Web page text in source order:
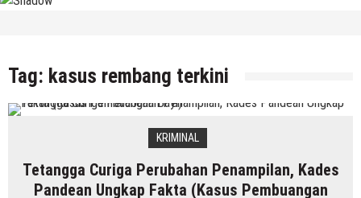
Lapangan Standar Nasional Di Sekolah
Rakyat Rembang
7 Agustus 2026 musa r2b
HEADLINE
Inilah 16 Lokasi Sasaran MBG Dari SPPG
Mondoteko 3, Termasuk Sekolah Anak
Anda ??
Tag: kasus rembang terkini
KRIMINAL
Tetangga Curiga Perubahan Penampilan, Kades
Pandean Ungkap Fakta (Kasus Pembuangan